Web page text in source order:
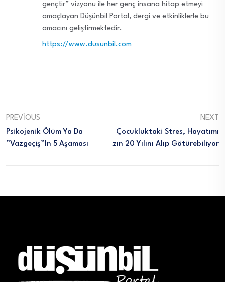
gençtir” vizyonu ile her genç insana hitap etmeyi
amaçlayan Düşünbil Portal, dergi ve etkinliklerle bu
amacını geliştirmektedir.
https://www.dusunbil.com
PREVIOUS
Psikojenik Ölüm Ya Da
”Vazgeçiş”in 5 Aşaması
NEXT
Çocukluktaki Stres, Hayatımı
Zın 20 Yılını Alıp Götürebiliyor